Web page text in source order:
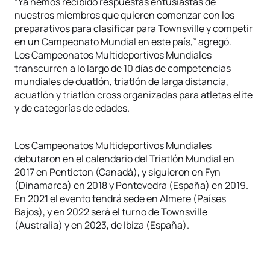
nuestros miembros que quieren comenzar con los
preparativos para clasificar para Townsville y competir
en un Campeonato Mundial en este país,” agregó.
Los Campeonatos Multideportivos Mundiales
transcurren a lo largo de 10 días de competencias
mundiales de duatlón, triatlón de larga distancia,
acuatlón y triatlón cross organizadas para atletas elite
y de categorías de edades.
Los Campeonatos Multideportivos Mundiales
debutaron en el calendario del Triatlón Mundial en
2017 en Penticton (Canadá), y siguieron en Fyn
(Dinamarca) en 2018 y Pontevedra (España) en 2019.
En 2021 el evento tendrá sede en Almere (Países
Bajos), y en 2022 será el turno de Townsville
(Australia) y en 2023, de Ibiza (España).